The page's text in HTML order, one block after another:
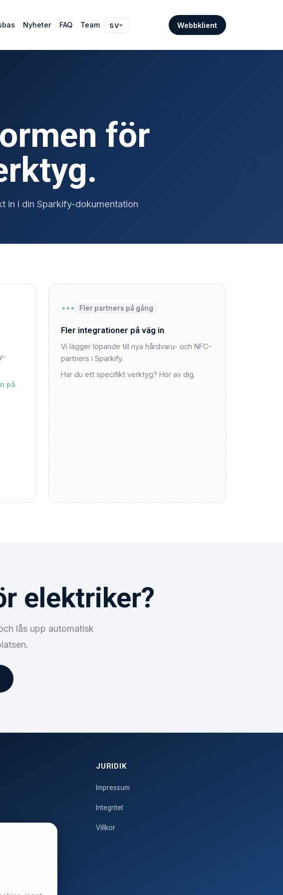
Nyheter FAQ Team SV Webbklient
för
in i din Sparkify-dokumentation
på
Fler partners på gång
Fler integrationer på väg in
Vi lägger löpande till nya hårdvaru- och NFC-
partners i Sparkify.
Har du ett specifikt verktyg? Hör av dig.
elektriker?
lås upp automatisk
JURIDIK
Impressum
Integritet
Villkor